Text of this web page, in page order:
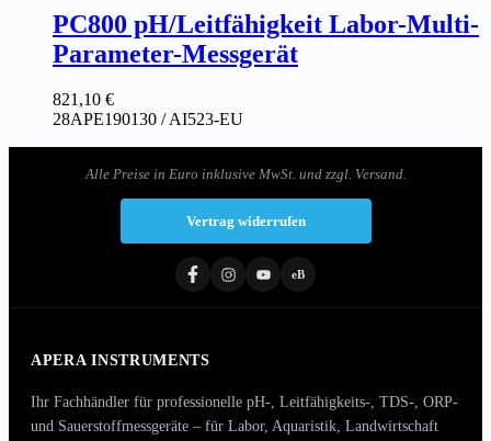
PC800 pH/Leitfähigkeit Labor-Multi-
Parameter-Messgerät
821,10 €
28APE190130 / AI523-EU
Alle Preise in Euro inklusive MwSt. und zzgl. Versand.
Vertrag widerrufen
eB
APERA INSTRUMENTS
Ihr Fachhändler für professionelle pH-, Leitfähigkeits-, TDS-, ORP-
und Sauerstoffmessgeräte – für Labor, Aquaristik, Landwirtschaft